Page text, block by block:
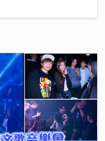
音樂會 近千Fans企住
彩膠」